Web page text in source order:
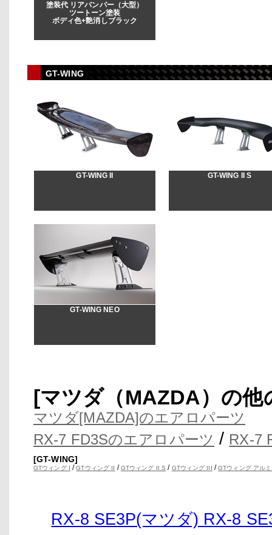
塗装代 リアバンパー（大型）
ツートーン塗装
ボディ色+艶消しブラック
GT-WING
GT-WING II GT-WING II S
GT-WING NEO
[マツダ（MAZDA）の
マツダ[MAZDA]のエアロパーツ
RX-7 FD3Sのエアロパーツ / RX-7
[GT-WING]
GTウィング I /GTウィング II /GTウィング II S / GTウィング III /GTウィング アル
RX-8 SE3P(マツダ) RX-8